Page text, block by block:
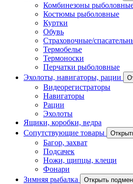
Комбинезоны
Костюмы рыболовные
Куртки
Обувь
Страховочные/
Термобелье
Термоноски
Перчатки рыболовные
Эхолоты, навигаторы, рации
Видеорегистраторы
Навигаторы
Рации
Эхолоты
Ящики, коробки, ведра
Сопутствующие товары
Багор, захват
Подсачек
Ножи, щипцы, клещи
Фонари
Зимняя рыбалка
Открыть